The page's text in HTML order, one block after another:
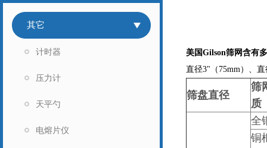
其它
计时器
压力计
天平勺
电熔片仪
美国Gilson筛网含有
直径3"（75mm）、
筛盘直径
筛
质
全
铜